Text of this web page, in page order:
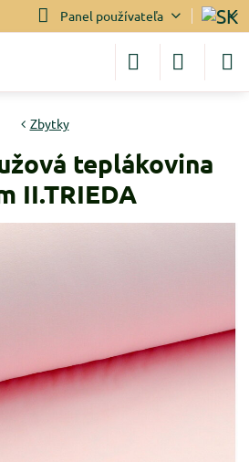
Panel používateľa
Zbytky
teplákovina
II.TRIEDA